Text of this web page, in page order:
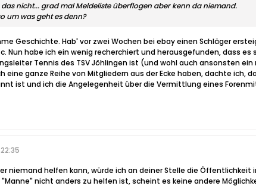
das nicht... grad mal Meldeliste überflogen aber kenn da niemand.
um was geht es denn?
Geschichte. Hab' vor zwei Wochen bei ebay einen Schläger
Nun habe ich ein wenig recherchiert und herausgefunden, dass
Tennis des TSV Jöhlingen ist (und wohl auch ansonsten
eine ganze Reihe von Mitgliedern aus der Ecke haben, dachte
ist und ich die Angelegenheit über die Vermittlung eines
niemand helfen kann, würde ich an deiner Stelle die Öffentlichkeit
nicht anders zu helfen ist, scheint es keine andere